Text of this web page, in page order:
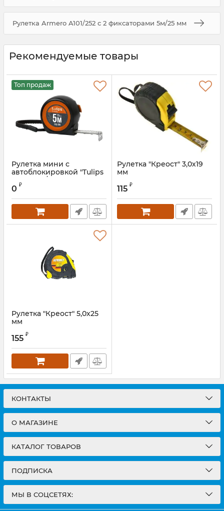
Рулетка Armero A101/252 с 2 фиксаторами 5м/25 мм
Рекомендуемые товары
Топ продаж
Рулетка мини с
автоблокировкой "Tulips
tools" 5 м/25 мм
Артикул:
0 ₽
Рулетка "Креост" 3,0х19
мм
Артикул:
115 ₽
Рулетка "Креост" 5,0х25
мм
Артикул:
155 ₽
КОНТАКТЫ
О МАГАЗИНЕ
КАТАЛОГ ТОВАРОВ
ПОДПИСКА
МЫ В СОЦСЕТЯХ: